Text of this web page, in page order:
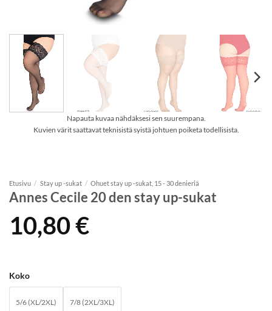
Napauta kuvaa nähdäksesi sen suurempana.
Kuvien värit saattavat teknisistä syistä johtuen poiketa todellisista.
Etusivu / Stay up -sukat / Ohuet stay up -sukat, 15 - 30 denieriä
Annes Cecile 20 den stay up-sukat
10,80€
Koko
5/6 (XL/2XL) 7/8 (2XL/3XL)